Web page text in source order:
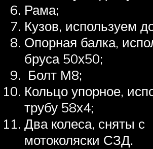
Рама;
Кузов, используем
Опорная балка,
бруса 50х50;
Болт М8;
Кольцо упорное,
трубу 58х4;
Два колеса, сняты с
мотоколяски СЗД.